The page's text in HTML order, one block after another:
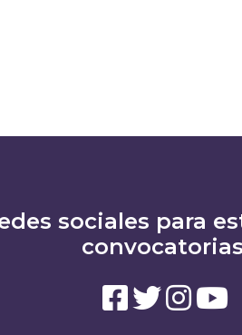
sociales para